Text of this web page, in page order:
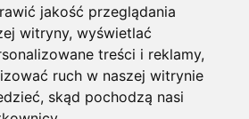
jakość przeglądania
witryny, wyświetlać
treści i reklamy,
ruch w naszej witrynie
skąd pochodzą nasi